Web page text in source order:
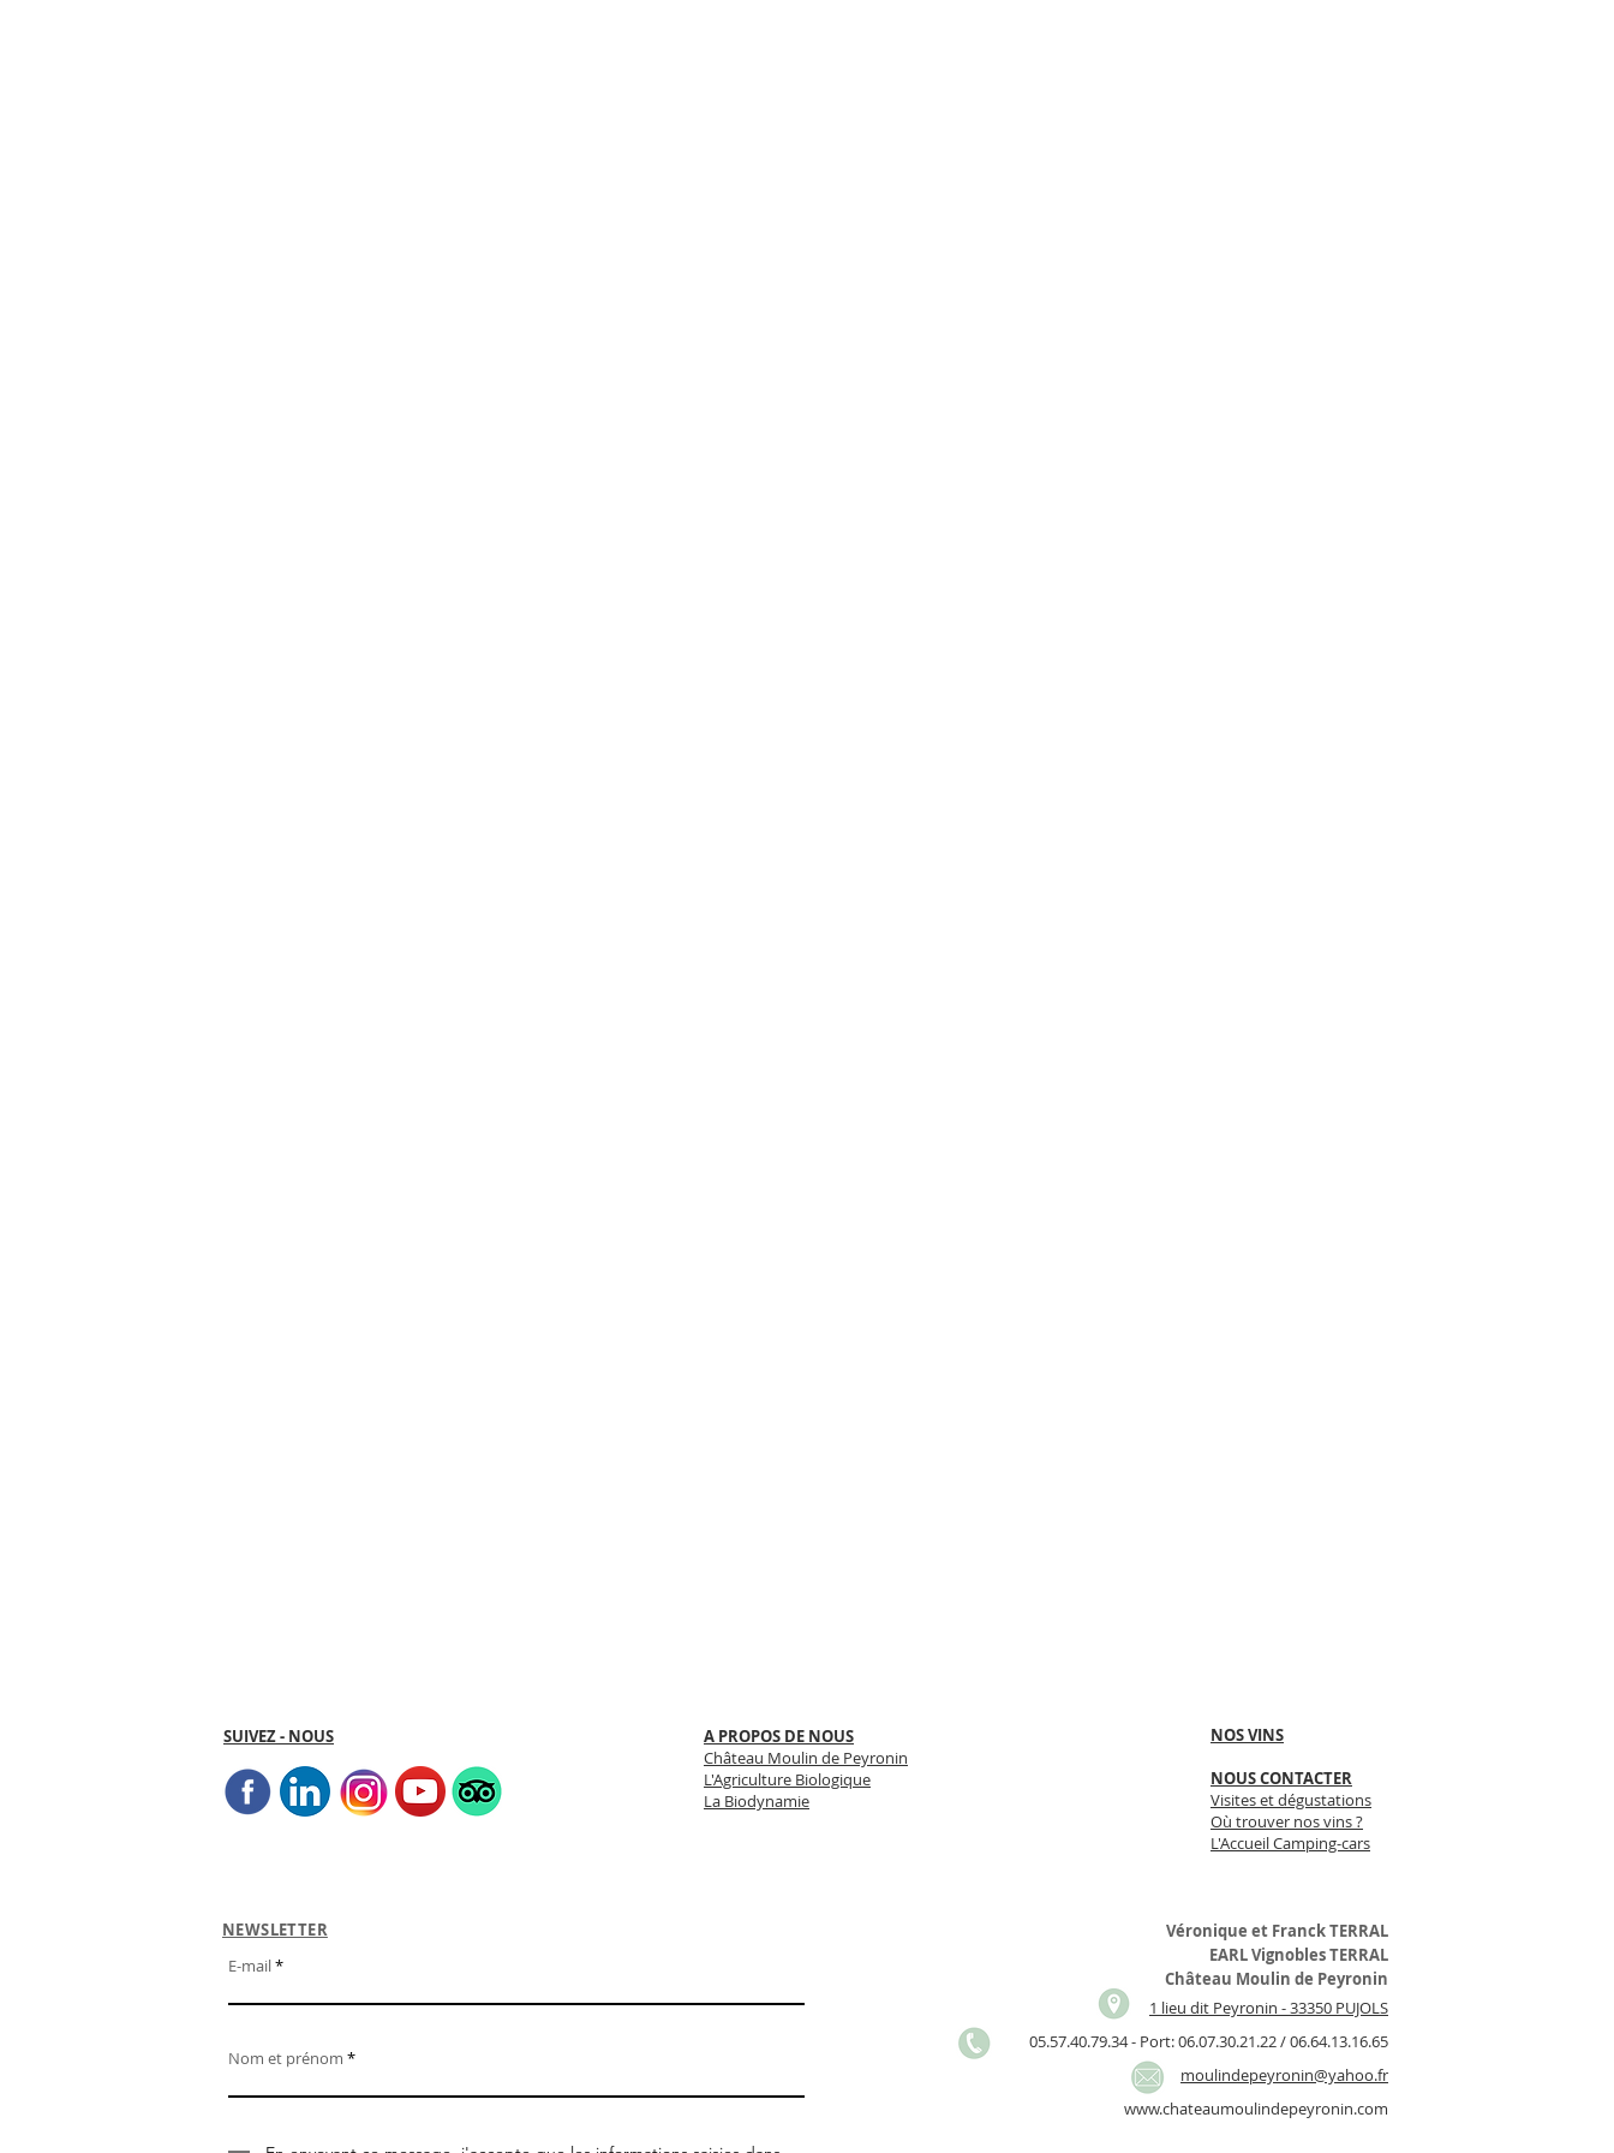
SUIVEZ - NOUS
A PROPOS DE NOUS
Château Moulin de Peyronin
L'Agriculture Biologique
La Biodynamie
NEWSLETTER
E-mail
Nom et prénom
NOS VINS
NOUS CONTACTER
Visites et dégustations
Où trouver nos vins ?
L'Accueil Camping-cars
Véronique et Franck TERRAL
EARL Vignobles TERRAL
Château Moulin de Peyronin
1 lieu dit Peyronin - 33350 PUJOLS
05.57.40.79.34 - Port: 06.07.30.21.22 / 06.64.13.16.65
moulindepeyronin@yahoo.fr
www.chateaumoulindepeyronin.com